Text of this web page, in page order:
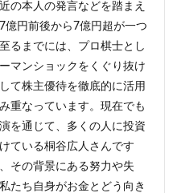
の本人の発言などを踏まえ
億円前後から7億円超が一つ
るまでには、プロ棋士とし
マンショックをくぐり抜け
て株主優待を徹底的に活用
重なっています。現在でも
を通じて、多くの人に投資
ている桐谷広人さんです
その背景にある努力や失
たち自身がお金とどう向き